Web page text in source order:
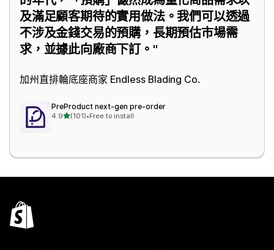
及滿足顧客期待的實用做法。我們可以透過
不涉及金錢交易的預購，長期預估市場需
求，並據此向廠商下訂。
加州直排輪底座商家 Endless Blading Co.
PreProduct next‑gen pre‑order
4.9滿分 5 顆星
(101)
共有 101 則評價
•Free to install